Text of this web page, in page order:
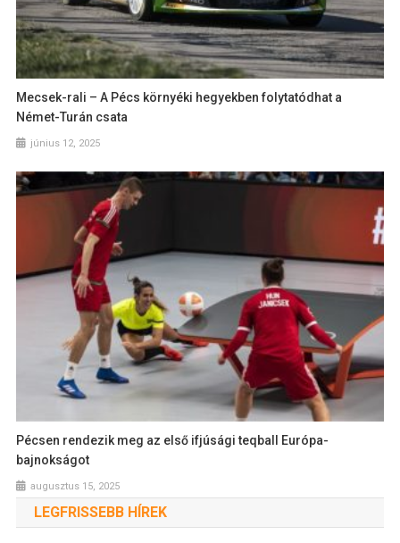
Mecsek-rali – A Pécs környéki hegyekben folytatódhat a
Német-Turán csata
június 12, 2025
Pécsen rendezik meg az első ifjúsági teqball Európa-
bajnokságot
augusztus 15, 2025
LEGFRISSEBB HÍREK